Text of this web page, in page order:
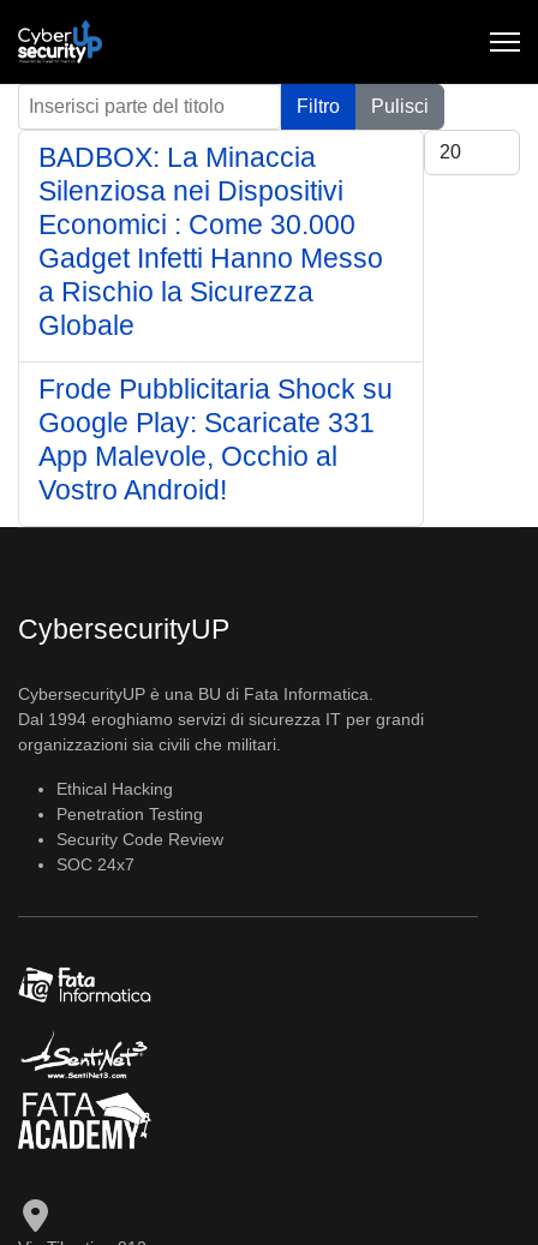
Inserisci parte del titolo Filtro
Pulisci
Visualizza #
BADBOX: La Minaccia
Silenziosa nei Dispositivi
Economici : Come 30.000
Gadget Infetti Hanno Messo
a Rischio la Sicurezza
Globale
Frode Pubblicitaria Shock su
Google Play: Scaricate 331
App Malevole, Occhio al
Vostro Android!
CybersecurityUP
CybersecurityUP è una BU di Fata Informatica.
Dal 1994 eroghiamo servizi di sicurezza IT per grandi
organizzazioni sia civili che militari.
Ethical Hacking
Penetration Testing
Security Code Review
SOC 24x7